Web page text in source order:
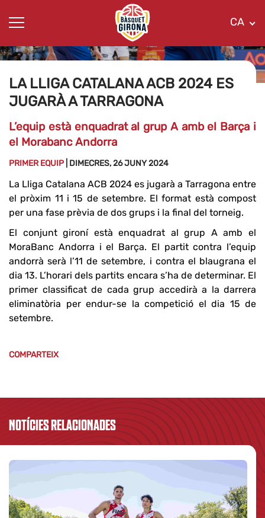
CA
LA LLIGA CATALANA ACB 2024 ES
JUGARÀ A TARRAGONA
L’equip està enquadrat al grup A amb el Barça i
el Morabanc Andorra
PRIMER EQUIP | DIMECRES, 26 JUNY 2024
La Lliga Catalana ACB 2024 es jugarà a Tarragona entre
el pròxim 11 i 15 de setembre. El format està compost
per una fase prèvia de dos grups i la final del torneig.
El conjunt gironí està enquadrat al grup A amb el
MoraBanc Andorra i el Barça. El partit contra l’equip
andorrà serà l’11 de setembre, i contra el blaugrana el
dia 13. L’horari dels partits encara s’ha de determinar. El
primer classificat de cada grup accedirà a la darrera
eliminatòria per endur-se la competició el dia 15 de
setembre.
COMPARTEIX
NOTÍCIES RELACIONADES